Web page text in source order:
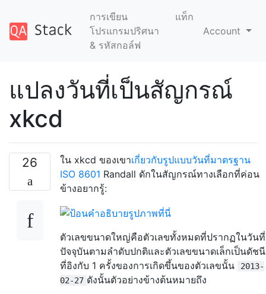
การเขียน
โปรแกรมปริศนา
& รหัสกอล์ฟ
แท็ก
Account
แปลงวันที่เป็นสัญกรณ์
xkcd
26 ใน xkcd ของเขาเกี่ยวกับรูปแบบวันที่มาตรฐาน
ISO 8601 Randall ดักในสัญกรณ์ทางเลือกที่ค่อน
ข้างอยากรู้:
ตัวเลขขนาดใหญ่คือตัวเลขทั้งหมดที่ปรากฏในวันที่
ปัจจุบันตามลำดับปกติและตัวเลขขนาดเล็กเป็นดัชนี
ที่อิงกับ 1 ครั้งของการเกิดขึ้นของตัวเลขนั้น
2013-
02-27 ดังนั้นตัวอย่างข้างต้นหมายถึง